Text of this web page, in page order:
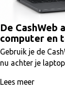
De CashWeb
computer en
Gebruik je de
nu achter je
Lees meer